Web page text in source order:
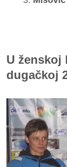
U ženskoj
dugačkoj